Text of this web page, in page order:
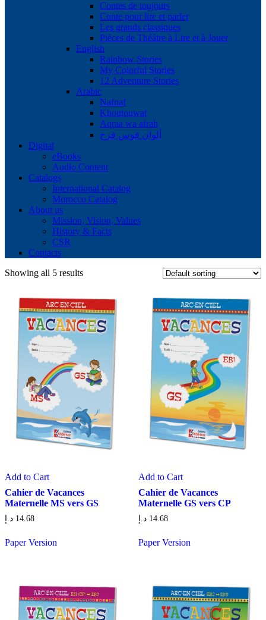
Contes de toujours
Conte pour lire et parler
Les grands classiques
Pièces de Théâtre à Lire et à Jouer
English
Rainbow Stories
My Colorful Stories
12 Adventure Stories
Arabic
Nafnaf
Khoutouwat
Aqraa wa afrah
ألوان قوس قزح
Digital
eBooks
Audio Content
Catalogs
International Catalog
Morocco Catalog
About us
Mission, Vision, Values
History & Facts
CSR
Contacts
Showing all 5 results
Add to Cart
Cahier de Vacances
Maternelle MS vers GS
14.68 د.إ
Paper Version
Add to Cart
Cahier de Vacances
Maternelle GS vers CP
14.68 د.إ
Paper Version